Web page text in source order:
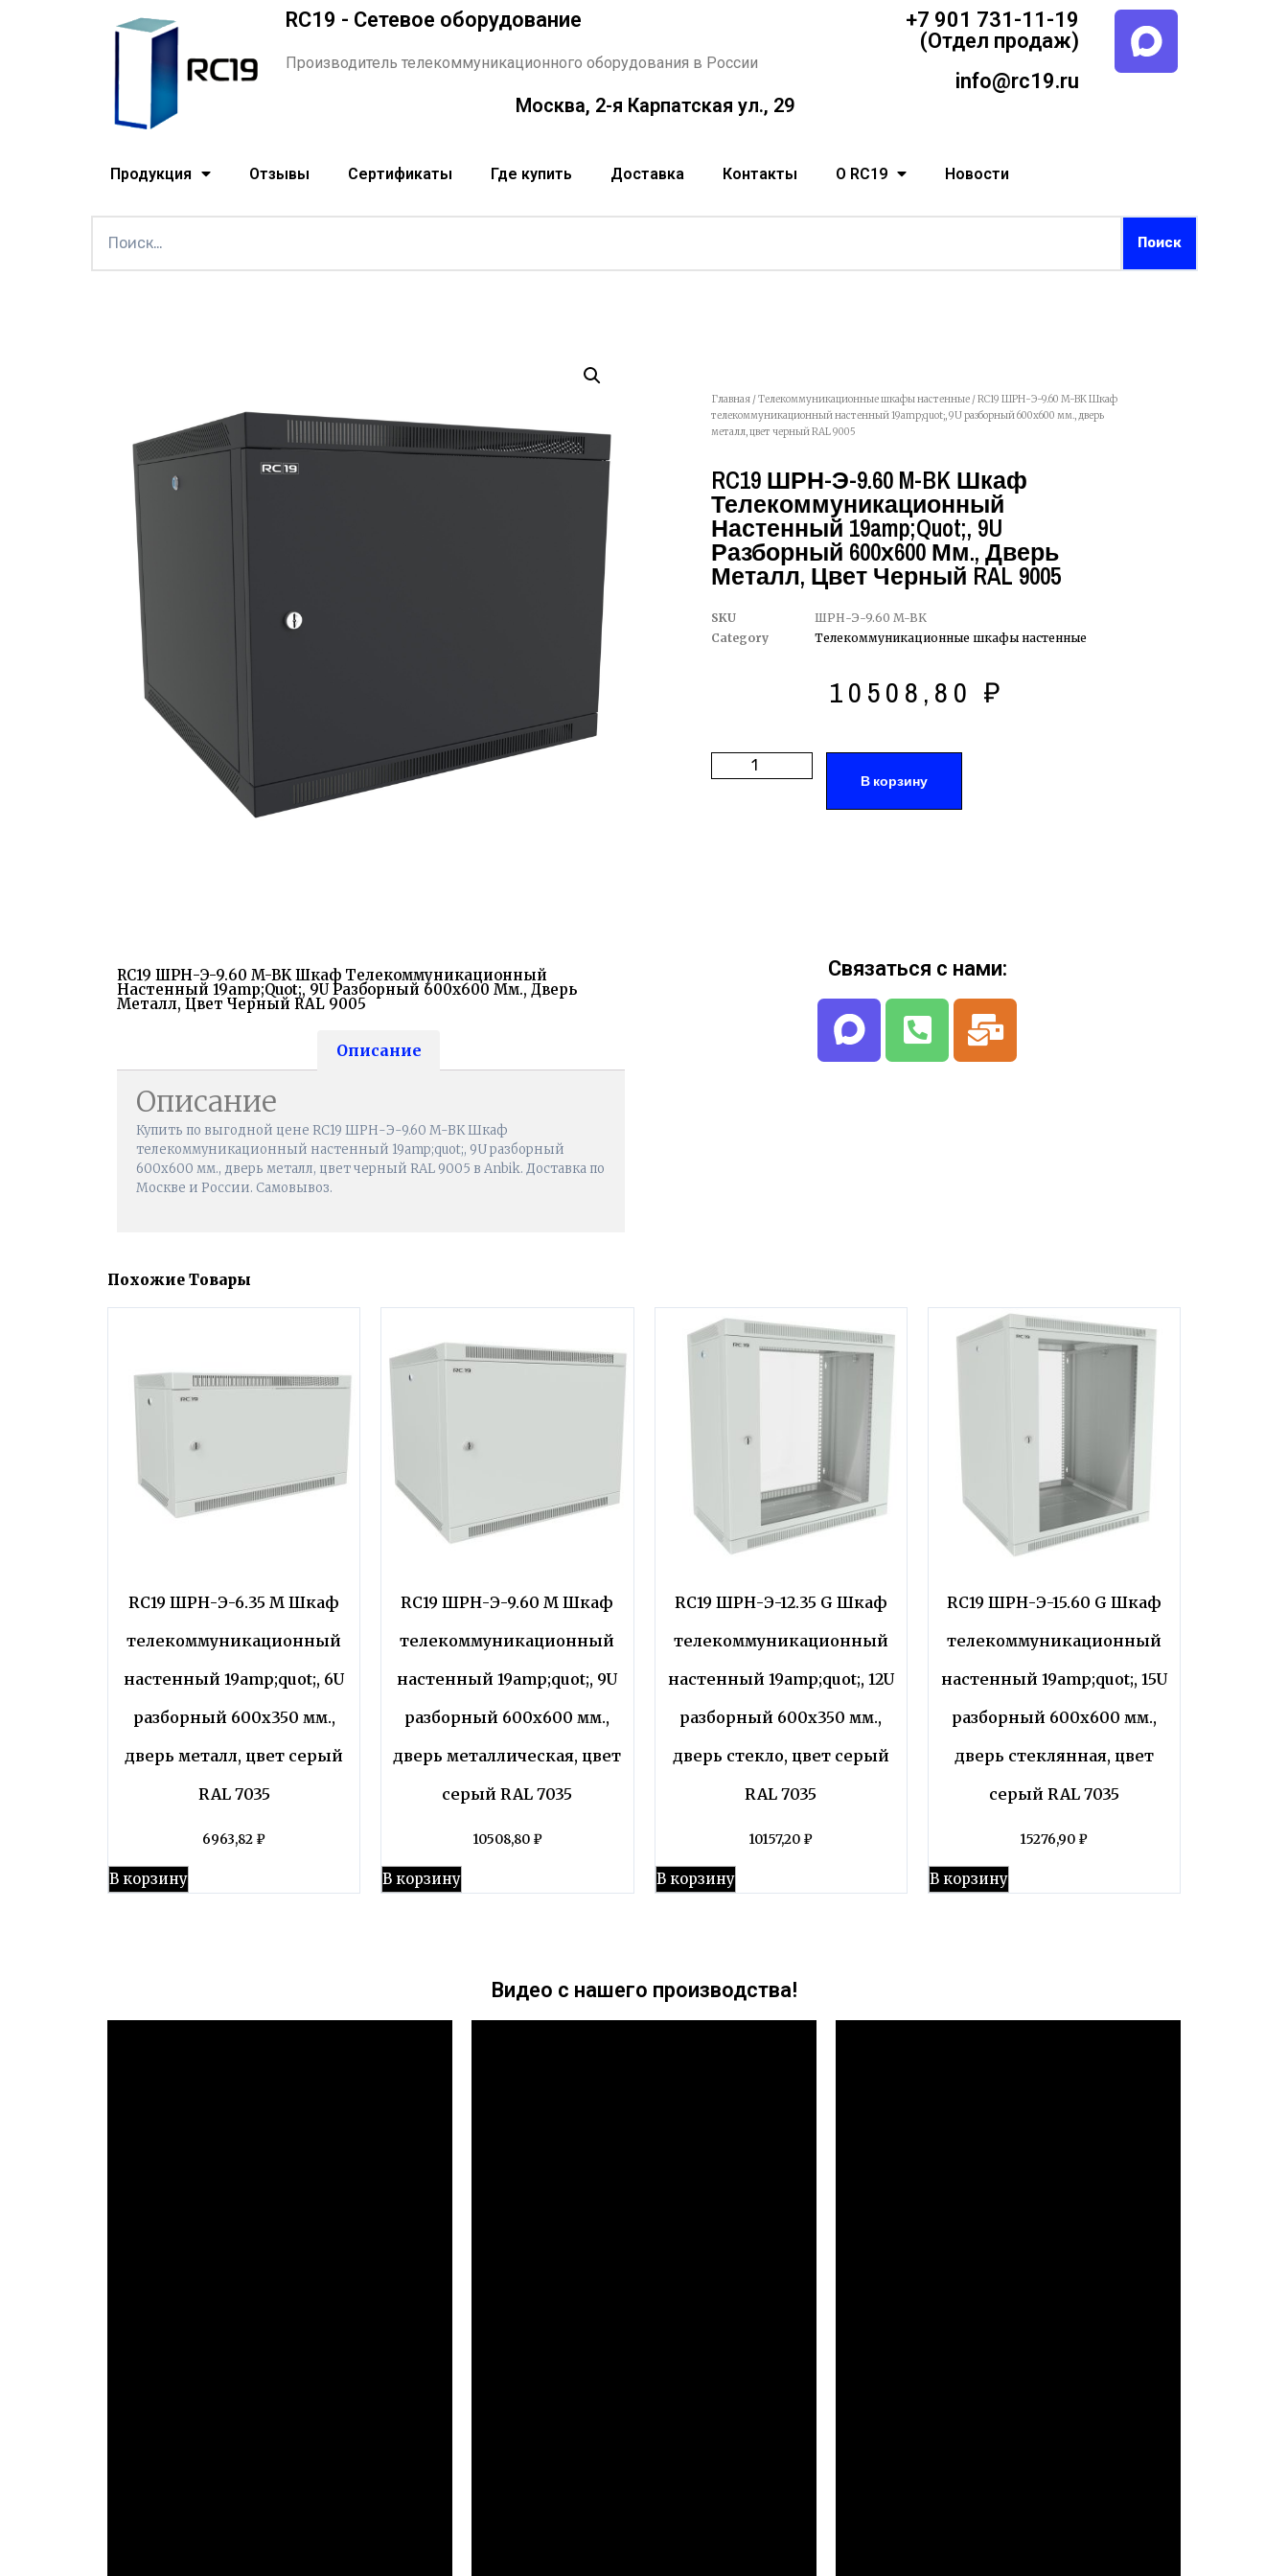
RC19 - Сетевое оборудование
Производитель телекоммуникационного оборудования в России
Москва, 2-я Карпатская ул., 29
+7 901 731-11-19
(Отдел продаж)
info@rc19.ru
Продукция Отзывы Сертификаты Где купить Доставка Контакты О RC19 Новости
Главная /Телекоммуникационные шкафы настенные / RC19 ШРН-Э-9.60 M-BK Шкаф
телекоммуникационный настенный 19amp;quot;, 9U разборный 600х600 мм., дверь
металл, цвет черный RAL 9005
RC19 ШРН-Э-9.60 M-BK Шкаф
Телекоммуникационный
Настенный 19amp;quot;, 9U
Разборный 600х600 Мм., Дверь
Металл, Цвет Черный RAL 9005
SKU
ШРН-Э-9.60 M-BK
Category
Телекоммуникационные шкафы настенные
10508,80 ₽
В корзину
RC19 ШРН-Э-9.60 M-BK Шкаф Телекоммуникационный
Настенный 19amp;quot;, 9U Разборный 600х600 Мм., Дверь
Металл, Цвет Черный RAL 9005
Описание
Описание
Купить по выгодной цене RC19 ШРН-Э-9.60 M-BK Шкаф
телекоммуникационный настенный 19amp;quot;, 9U разборный
600х600 мм., дверь металл, цвет черный RAL 9005 в Anbik. Доставка по
Москве и России. Самовывоз.
Связаться с нами:
Похожие Товары
RC19 ШРН-Э-6.35 M Шкаф
телекоммуникационный
настенный 19amp;quot;, 6U
разборный 600х350 мм.,
дверь металл, цвет серый
RAL 7035
6963,82 ₽
В корзину
RC19 ШРН-Э-9.60 M Шкаф
телекоммуникационный
настенный 19amp;quot;, 9U
разборный 600х600 мм.,
дверь металлическая, цвет
серый RAL 7035
10508,80 ₽
В корзину
RC19 ШРН-Э-12.35 G Шкаф
телекоммуникационный
настенный 19amp;quot;, 12U
разборный 600х350 мм.,
дверь стекло, цвет серый
RAL 7035
10157,20 ₽
В корзину
RC19 ШРН-Э-15.60 G Шкаф
телекоммуникационный
настенный 19amp;quot;, 15U
разборный 600х600 мм.,
дверь стеклянная, цвет
серый RAL 7035
15276,90 ₽
В корзину
Видео с нашего производства!